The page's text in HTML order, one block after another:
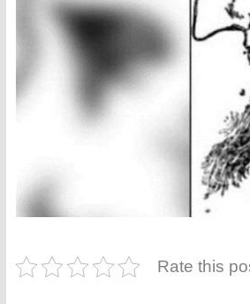
Rate this